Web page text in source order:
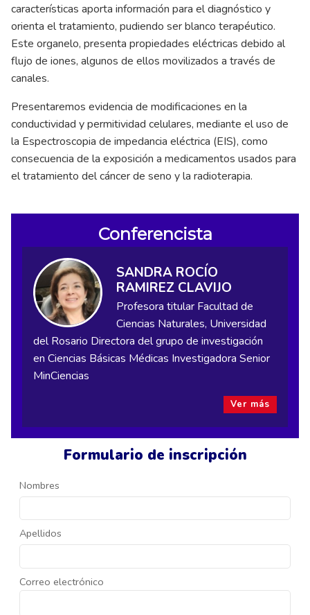
Formulario de inscripción
Nombres
Apellidos
Correo electrónico
características aporta información para el diagnóstico y
orienta el tratamiento, pudiendo ser blanco terapéutico.
Este organelo, presenta propiedades eléctricas debido al
flujo de iones, algunos de ellos movilizados a través de
canales.
Presentaremos evidencia de modificaciones en la
conductividad y permitividad celulares, mediante el uso de
la Espectroscopia de impedancia eléctrica (EIS), como
consecuencia de la exposición a medicamentos usados para
el tratamiento del cáncer de seno y la radioterapia.
Conferencista
SANDRA ROCÍO
RAMIREZ CLAVIJO
Profesora titular Facultad de
Ciencias Naturales, Universidad
del Rosario Directora del grupo de investigación
en Ciencias Básicas Médicas Investigadora Senior
MinCiencias
Ver más